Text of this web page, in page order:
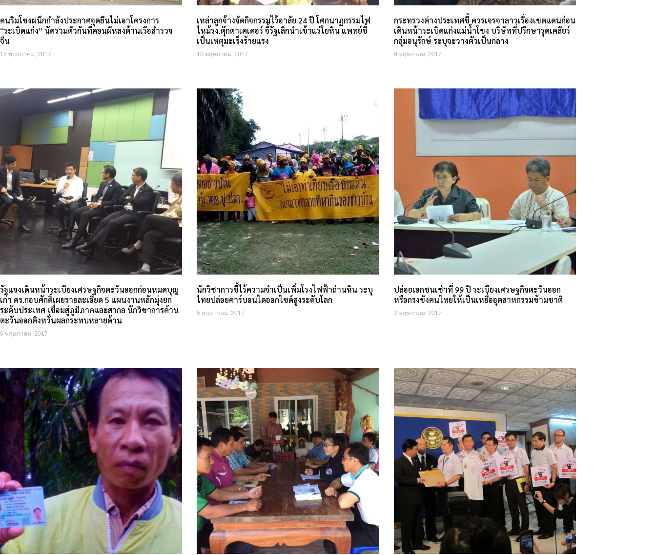
คนริมโขงผนึกกำลังประกาศจุดยืนไม่เอาโครงการ
“ระเบิดแก่ง” นัดรวมตัวกันที่คอนผีหลงต้านเรือสำรวจ
จีน
15 พฤษภาคม, 2017
เหล่าลูกจ้างจัดกิจกรรมไว้อาลัย 24 ปี โศกนาฏกรรมไฟ
ไหม้รง.ตุ๊กตาเคเดอร์ จี้รัฐเลิกนำเข้าแร่ใยหิน แพทย์ชี้
เป็นเหตุมะเร็งร้ายแรง
10 พฤษภาคม, 2017
กระทรวงต่างประเทศชี้ ควรเจรจาลาวเรื่องเขตแดนก่อน
เดินหน้าระเบิดแก่งแม่น้ำโขง บริษัทที่ปรึกษารุดเคลียร์
กลุ่มอนุรักษ์ ระบุจะวางตัวเป็นกลาง
9 พฤษภาคม, 2017
รัฐแจงเดินหน้าระเบียงเศรษฐกิจตะวันออกก่อนหมดบุญ
เก่า ดร.กอบศักดิ์เผยรายละเอียด 5 แผนงานหลักมุ่งยก
ระดับประเทศ เชื่อมสู่ภูมิภาคและสากล นักวิชาการค้าน
ตะวันออกติงหวั่นผลกระทบหลายด้าน
6 พฤษภาคม, 2017
นักวิชาการชี้ไร้ความจำเป็นเพิ่มโรงไฟฟ้าถ่านหิน ระบุ
ไทยปล่อยคาร์บอนไดออกไซด์สูงระดับโลก
5 พฤษภาคม, 2017
ปล่อยเอกชนเช่าที่ 99 ปี ระเบียงเศรษฐกิจตะวันออก
หรือกรงขังคนไทยให้เป็นเหยื่ออุตสาหกรรมข้ามชาติ
2 พฤษภาคม, 2017